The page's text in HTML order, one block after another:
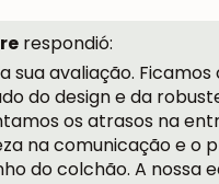
respondió:
sua avaliação.
do design e da
os atrasos na
na comunicação e o
do colchão. A nossa